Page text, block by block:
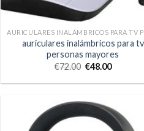
auriculares inalámbricos para tv
personas mayores
€72.00 €48.00